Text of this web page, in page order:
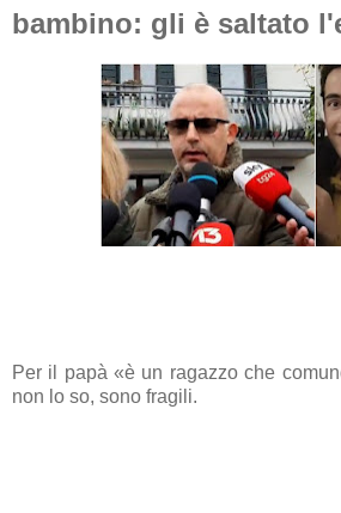
bambino: gli è saltato
Per il papà «è un ragazzo che
non lo so, sono fragili.